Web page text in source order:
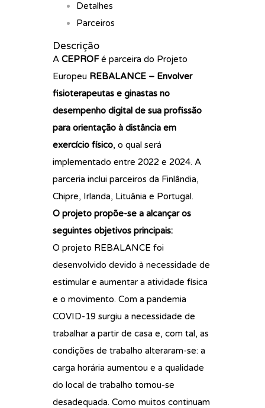
Detalhes
Parceiros
Descrição
A CEPROFé parceira do Projeto
Europeu REBALANCE – Envolver
fisioterapeutas e ginastas no
desempenho digital de sua profissão
para orientação à distância em
exercício físico, o qual será
implementado entre 2022 e 2024. A
parceria inclui parceiros da Finlândia,
Chipre, Irlanda, Lituânia e Portugal.
O projeto propõe-se a alcançar os
seguintes objetivos principais:
O projeto REBALANCE foi
desenvolvido devido à necessidade de
estimular e aumentar a atividade física
e o movimento. Com a pandemia
COVID-19 surgiu a necessidade de
trabalhar a partir de casa e, com tal, as
condições de trabalho alteraram-se: a
carga horária aumentou e a qualidade
do local de trabalho tornou-se
desadequada. Como muitos continuam